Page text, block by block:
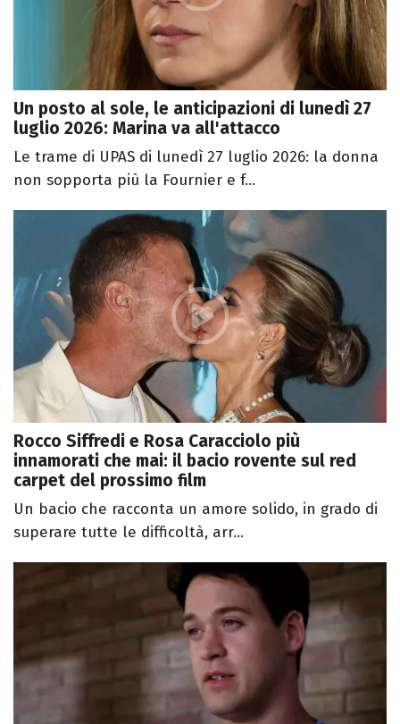
Un posto al sole, le anticipazioni di lunedì 27
luglio 2026: Marina va all'attacco
Le trame di UPAS di lunedì 27 luglio 2026: la donna
non sopporta più la Fournier e f...
Rocco Siffredi e Rosa Caracciolo più
innamorati che mai: il bacio rovente sul red
carpet del prossimo film
Un bacio che racconta un amore solido, in grado di
superare tutte le difficoltà, arr...